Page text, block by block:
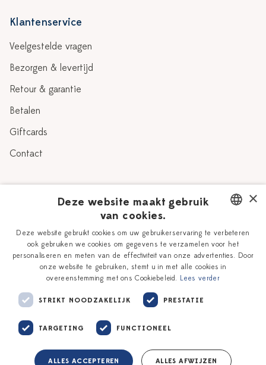
Klantenservice
Veelgestelde vragen
Bezorgen & levertijd
Retour & garantie
Betalen
Giftcards
Contact
Verhaal
Onze plateelschilders
Delfts Blauw
Workshops
Vacatures
Zakelijk
DUTCH
ENGLISH
×
Deze website maakt gebruik
van cookies.
Deze website gebruikt cookies om uw gebruikerservaring te verbeteren
ook gebruiken we cookies om gegevens te verzamelen voor het
personaliseren en meten van de effectiviteit van onze advertenties. Door
onze website te gebruiken, stemt u in met alle cookies in
overeenstemming met ons Cookiebeleid. Lees verder
STRIKT NOODZAKELIJK PRESTATIE
TARGETING FUNCTIONEEL
ALLES ACCEPTEREN ALLES AFWIJZEN